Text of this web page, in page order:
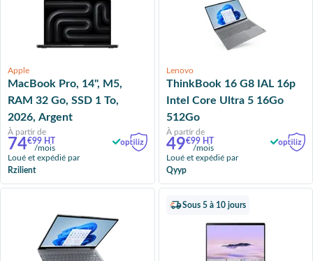
Apple
MacBook Pro, 14", M5,
RAM 32 Go, SSD 1 To,
2026, Argent
À partir de
74€99 HT
/mois
Loué et expédié par
Rzilient
Lenovo
ThinkBook 16 G8 IAL 16p
Intel Core Ultra 5 16Go
512Go
À partir de
49€99 HT
/mois
Loué et expédié par
Qyyp
Sous 5 à 10 jours